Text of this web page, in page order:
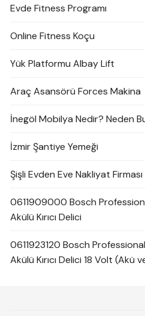
Evde Fitness Programı
Online Fitness Koçu
Yük Platformu Albay Lift
Araç Asansörü Forces Makina
İnegöl Mobilya Nedir? Neden
İzmir Şantiye Yemeği
Şişli Evden Eve Nakliyat Firması
0611909000 Bosch
Akülü Kırıcı Delici
0611923120 Bosch
Akülü Kırıcı Delici 18 Volt (Akü